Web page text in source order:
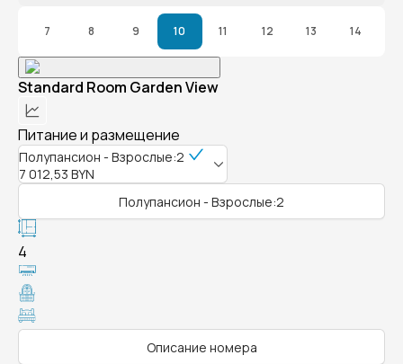
7 8 9 10 11 12 13 14
Standard Room Garden View
Питание и размещение
Полупансион - Взрослые:2
7 012,53 BYN
Полупансион - Взрослые:2
4
Описание номера